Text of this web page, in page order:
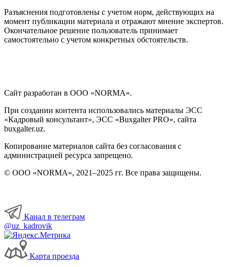
Разъяснения подготовлены с учетом норм, действующих на
момент публикации материала и отражают мнение экспертов.
Окончательное решение пользователь принимает
самостоятельно с учетом конкретных обстоятельств.
Сайт разработан в ООО «NORMA».
При создании контента использовались материалы ЭСС
«Кадровый консультант», ЭСС «Buxgalter PRO», сайта
buxgalter.uz.
Копирование материалов сайта без согласования с
администрацией ресурса запрещено.
© ООО «NORMA», 2021–2025 гг. Все права защищены.
Канал в телеграм
@uz_kadrovik
Карта проезда